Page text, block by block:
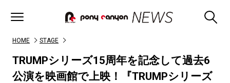
HOME STAGE
TRUMPシリーズ15周年を記念して過去6
公演を映画館で上映！『TRUMPシリーズ